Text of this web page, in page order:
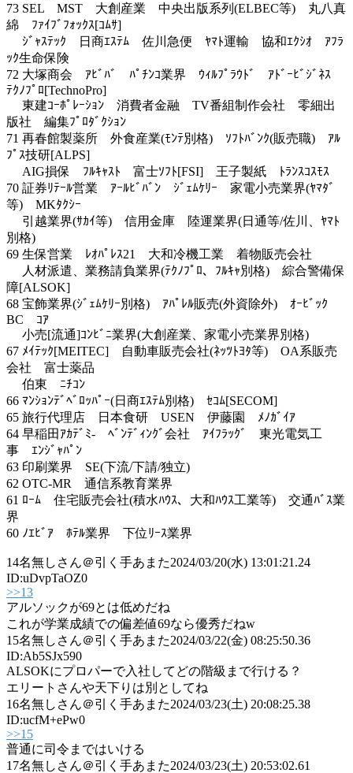
73 SEL MST 大創産業 中央出版系列(ELBEC等) 丸八真
綿 ﾌｧｲﾌﾞﾌｫｯｸｽ[ｺﾑｻ]
ｼﾞｬｽﾃｯｸ 日商ｴｽﾃﾑ 佐川急便 ﾔﾏﾄ運輸 協和ｴｸｼｵ ｱﾌﾗ
ｯｸ生命保険
72 大塚商会 ｱﾋﾞﾊﾞ ﾊﾟﾁﾝｺ業界 ｳｨﾙﾌﾟﾗｳﾄﾞ ｱﾄﾞｰﾋﾞｼﾞﾈｽ
ﾃｸﾉﾌﾟﾛ[TechnoPro]
東建ｺｰﾎﾟﾚｰｼｮﾝ 消費者金融 TV番組制作会社 零細出
版社 編集ﾌﾟﾛﾀﾞｸｼｮﾝ
71 再春館製薬所 外食産業(ﾓﾝﾃ別格) ｿﾌﾄﾊﾞﾝｸ(販売職) ｱﾙ
ﾌﾟｽ技研[ALPS]
AIG損保 ﾌﾙｷｬｽﾄ 富士ｿﾌﾄ[FSI] 王子製紙 ﾄﾗﾝｽｺｽﾓｽ
70 証券ﾘﾃｰﾙ営業 ｱｰﾙﾋﾞﾊﾞﾝ ｼﾞｪﾑｹﾘｰ 家電小売業界(ﾔﾏﾀﾞ
等) MKﾀｸｼｰ
引越業界(ｻｶｲ等) 信用金庫 陸運業界(日通等/佐川、ﾔﾏﾄ
別格)
69 生保営業 ﾚｵﾊﾟﾚｽ21 大和冷機工業 着物販売会社
人材派遣、業務請負業界(ﾃｸﾉﾌﾟﾛ、ﾌﾙｷｬ別格) 綜合警備保
障[ALSOK]
68 宝飾業界(ｼﾞｪﾑｹﾘｰ別格) ｱﾊﾟﾚﾙ販売(外資除外) ｵｰﾋﾞｯｸ
BC ｺｱ
小売[流通]ｺﾝﾋﾞﾆ業界(大創産業、家電小売業界別格)
67 ﾒｲﾃｯｸ[MEITEC] 自動車販売会社(ﾈｯﾂﾄﾖﾀ等) OA系販売
会社 富士薬品
伯東 ﾆﾁｺﾝ
66 ﾏﾝｼｮﾝﾃﾞﾍﾞﾛｯﾊﾟｰ(日商ｴｽﾃﾑ別格) ｾｺﾑ[SECOM]
65 旅行代理店 日本食研 USEN 伊藤園 ﾒﾉｶﾞｲｱ
64 早稲田ｱｶﾃﾞﾐ- ﾍﾞﾝﾃﾞｨﾝｸﾞ会社 ｱｲﾌﾗｯｸﾞ 東光電気工
事 ｴﾝｼﾞｬﾊﾟﾝ
63 印刷業界 SE(下流/下請/独立)
62 OTC-MR 通信系教育業界
61 ﾛｰﾑ 住宅販売会社(積水ﾊｳｽ、大和ﾊｳｽ工業等) 交通ﾊﾞｽ業
界
60 ﾉｴﾋﾞｱ ﾎﾃﾙ業界 下位ﾘｰｽ業界
14名無しさん＠引く手あまた2024/03/20(水) 13:01:21.24
ID:uDvpTaOZ0
>>13
アルソックが69とは低めだね
これが学業成績での偏差値69なら優秀だねw
15名無しさん＠引く手あまた2024/03/22(金) 08:25:50.36
ID:Ab5SJx590
ALSOKにプロパーで入社してどの階級まで行ける？
エリートさんや天下りは別としてね
16名無しさん＠引く手あまた2024/03/23(土) 20:08:25.38
ID:ucfM+ePw0
>>15
普通に司令まではいける
17名無しさん＠引く手あまた2024/03/23(土) 20:53:02.61